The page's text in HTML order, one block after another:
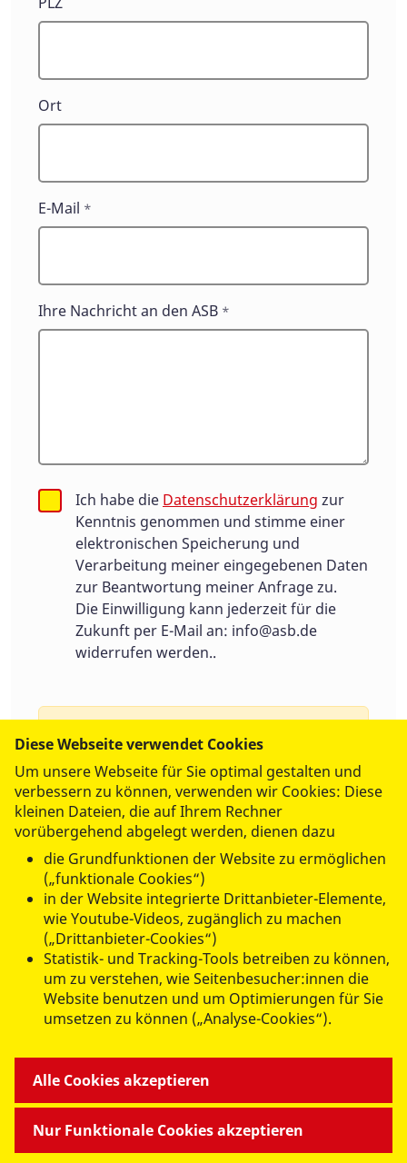
Ort
E-Mail *
Ihre Nachricht an den ASB *
Ich habe die Datenschutzerklärung zur
Kenntnis genommen und stimme einer
elektronischen Speicherung und
Verarbeitung meiner eingegebenen Daten
zur Beantwortung meiner Anfrage zu.
Die Einwilligung kann jederzeit für die
Zukunft per E-Mail an: info@asb.de
widerrufen werden..
Um Spam zu vermeiden benutzen wir
Google Recaptcha, ein Service von Google
LLC. Weitere Informationen erhalten Sie in
unserer Datenschutzerklärung . Damit das
Formular gesendet werden kann, müssen
Sie die Drittanbieter Cookies akzeptieren.
Drittanbieter-Cookies akzeptieren
Abschicken
MITMACHEN & HELFEN
Diese Webseite verwendet Cookies
Um unsere Webseite für Sie optimal gestalten und
verbessern zu können, verwenden wir Cookies: Diese
kleinen Dateien, die auf Ihrem Rechner
vorübergehend abgelegt werden, dienen dazu
die Grundfunktionen der Website zu ermöglichen
(„funktionale Cookies“)
in der Website integrierte Drittanbieter-Elemente,
wie Youtube-Videos, zugänglich zu machen
(„Drittanbieter-Cookies“)
Statistik- und Tracking-Tools betreiben zu können,
um zu verstehen, wie Seitenbesucher:innen die
Website benutzen und um Optimierungen für Sie
umsetzen zu können („Analyse-Cookies“).
Nur Funktionale Cookies akzeptieren
Alle Cookies akzeptieren